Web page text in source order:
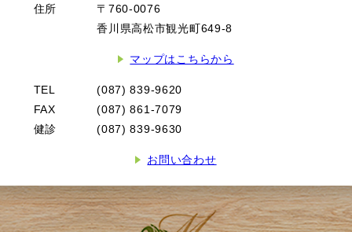
住所
〒760-0076
香川県高松市観光町649-8
マップはこちらから
TEL
(087) 839-9620
FAX
(087) 861-7079
健診
(087) 839-9630
お問い合わせ